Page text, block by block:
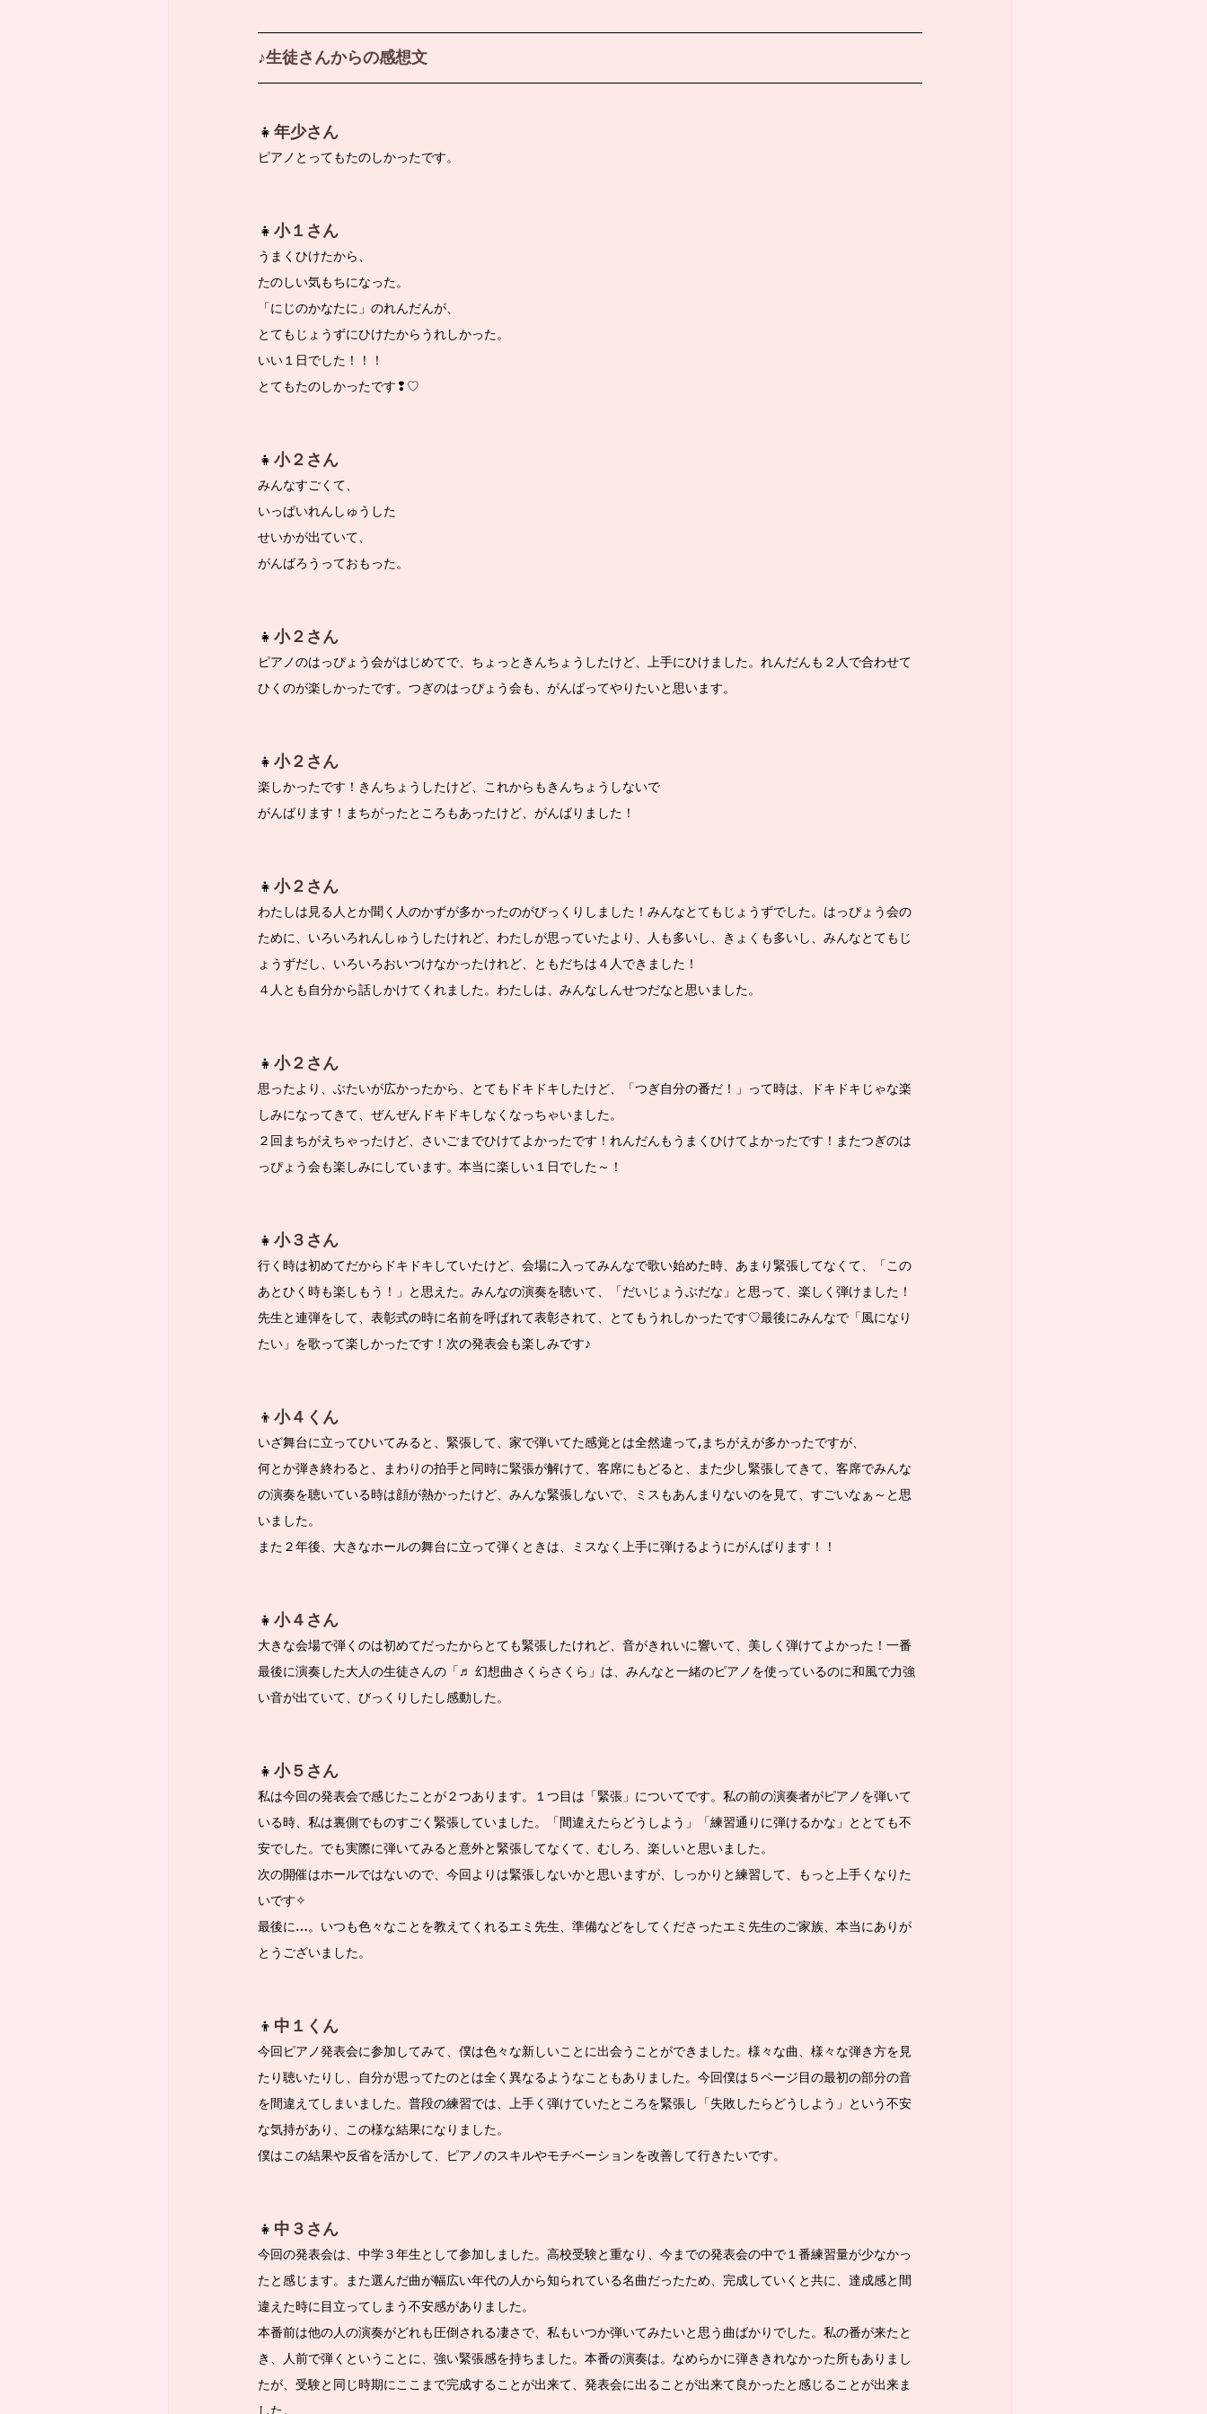
♪生徒さんからの感想文
👧 年少さん
ピアノとってもたのしかったです。
👧 小１さん
うまくひけたから、
たのしい気もちになった。
「にじのかなたに」のれんだんが、
とてもじょうずにひけたからうれしかった。
いい１日でした！！！
とてもたのしかったです❢♡
👧 小２さん
みんなすごくて、
いっぱいれんしゅうした
せいかが出ていて、
がんばろうっておもった。
👧 小２さん
ピアノのはっぴょう会がはじめてで、ちょっときんちょうしたけど、上手にひけました。れんだんも２人で合わせて
ひくのが楽しかったです。つぎのはっぴょう会も、がんばってやりたいと思います。
👧 小２さん
楽しかったです！きんちょうしたけど、これからもきんちょうしないで
がんばります！まちがったところもあったけど、がんばりました！
👧 小２さん
わたしは見る人とか聞く人のかずが多かったのがびっくりしました！みんなとてもじょうずでした。はっぴょう会の
ために、いろいろれんしゅうしたけれど、わたしが思っていたより、人も多いし、きょくも多いし、みんなとてもじ
ょうずだし、いろいろおいつけなかったけれど、ともだちは４人できました！
４人とも自分から話しかけてくれました。わたしは、みんなしんせつだなと思いました。
👧 小２さん
思ったより、ぶたいが広かったから、とてもドキドキしたけど、「つぎ自分の番だ！」って時は、ドキドキじゃな楽
しみになってきて、ぜんぜんドキドキしなくなっちゃいました。
２回まちがえちゃったけど、さいごまでひけてよかったです！れんだんもうまくひけてよかったです！またつぎのは
っぴょう会も楽しみにしています。本当に楽しい１日でした～！
👧 小３さん
行く時は初めてだからドキドキしていたけど、会場に入ってみんなで歌い始めた時、あまり緊張してなくて、「この
あとひく時も楽しもう！」と思えた。みんなの演奏を聴いて、「だいじょうぶだな」と思って、楽しく弾けました！
先生と連弾をして、表彰式の時に名前を呼ばれて表彰されて、とてもうれしかったです♡最後にみんなで「風になり
たい」を歌って楽しかったです！次の発表会も楽しみです♪
👦 小４くん
いざ舞台に立ってひいてみると、緊張して、家で弾いてた感覚とは全然違って,まちがえが多かったですが、
何とか弾き終わると、まわりの拍手と同時に緊張が解けて、客席にもどると、また少し緊張してきて、客席でみんな
の演奏を聴いている時は顔が熱かったけど、みんな緊張しないで、ミスもあんまりないのを見て、すごいなぁ～と思
いました。
また２年後、大きなホールの舞台に立って弾くときは、ミスなく上手に弾けるようにがんばります！！
👧 小４さん
大きな会場で弾くのは初めてだったからとても緊張したけれど、音がきれいに響いて、美しく弾けてよかった！一番
最後に演奏した大人の生徒さんの「♬ 幻想曲さくらさくら」は、みんなと一緒のピアノを使っているのに和風で力強
い音が出ていて、びっくりしたし感動した。
👧 小５さん
私は今回の発表会で感じたことが２つあります。１つ目は「緊張」についてです。私の前の演奏者がピアノを弾いて
いる時、私は裏側でものすごく緊張していました。「間違えたらどうしよう」「練習通りに弾けるかな」ととても不
安でした。でも実際に弾いてみると意外と緊張してなくて、むしろ、楽しいと思いました。
次の開催はホールではないので、今回よりは緊張しないかと思いますが、しっかりと練習して、もっと上手くなりた
いです✧
最後に…。いつも色々なことを教えてくれるエミ先生、準備などをしてくださったエミ先生のご家族、本当にありが
とうございました。
👦 中１くん
今回ピアノ発表会に参加してみて、僕は色々な新しいことに出会うことができました。様々な曲、様々な弾き方を見
たり聴いたりし、自分が思ってたのとは全く異なるようなこともありました。今回僕は５ページ目の最初の部分の音
を間違えてしまいました。普段の練習では、上手く弾けていたところを緊張し「失敗したらどうしよう」という不安
な気持があり、この様な結果になりました。
僕はこの結果や反省を活かして、ピアノのスキルやモチベーションを改善して行きたいです。
👧 中３さん
今回の発表会は、中学３年生として参加しました。高校受験と重なり、今までの発表会の中で１番練習量が少なかっ
たと感じます。また選んだ曲が幅広い年代の人から知られている名曲だったため、完成していくと共に、達成感と間
違えた時に目立ってしまう不安感がありました。
本番前は他の人の演奏がどれも圧倒される凄さで、私もいつか弾いてみたいと思う曲ばかりでした。私の番が来たと
き、人前で弾くということに、強い緊張感を持ちました。本番の演奏は。なめらかに弾ききれなかった所もありまし
たが、受験と同じ時期にここまで完成することが出来て、発表会に出ることが出来て良かったと感じることが出来ま
した。